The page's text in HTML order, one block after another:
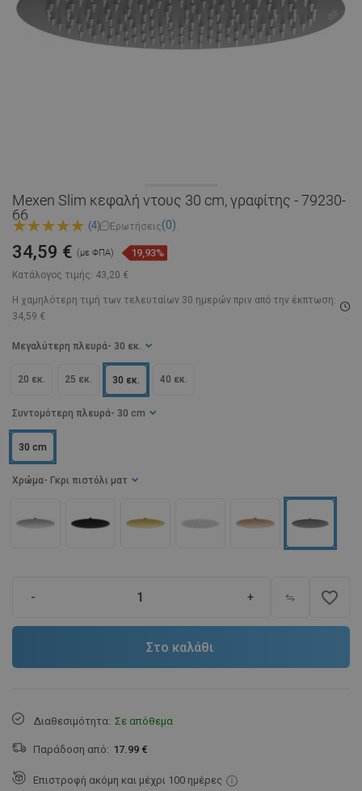
Mexen Slim κεφαλή ντους 30 cm, γραφίτης - 79230-
66
(4) Ερωτήσεις(0)
Κατάλογος τιμής: 43,20 €
34,59 € (με ΦΠΑ) 19,93%
Η χαμηλότερη τιμή των τελευταίων 30 ημερών πριν από την έκπτωση:
34,59 €
Μεγαλύτερη πλευρά - 30 εκ.
20 εκ. 25 εκ. 30 εκ. 40 εκ.
Συντομότερη πλευρά - 30 cm
30 cm
Χρώμα - Γκρι πιστόλι ματ
- + favorite_border
Στο καλάθι
Διαθεσιμότητα: Σε απόθεμα
Παράδοση από: 17.99 €
Επιστροφή ακόμη και μέχρι 100 ημέρες